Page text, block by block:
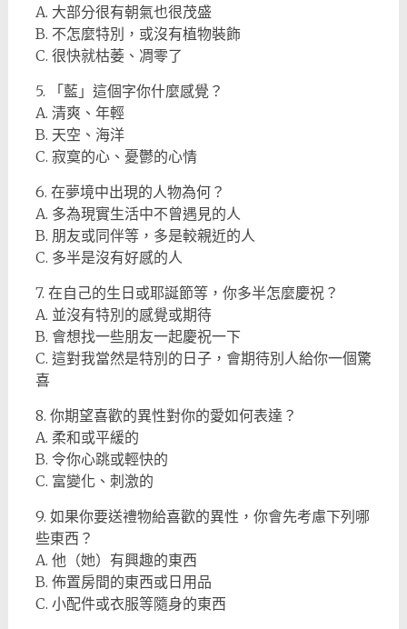
A. 大部分很有朝氣也很茂盛
B. 不怎麼特別，或沒有植物裝飾
C. 很快就枯萎、凋零了
5. 「藍」這個字你什麼感覺？
A. 清爽、年輕
B. 天空、海洋
C. 寂寞的心、憂鬱的心情
6. 在夢境中出現的人物為何？
A. 多為現實生活中不曾遇見的人
B. 朋友或同伴等，多是較親近的人
C. 多半是沒有好感的人
7. 在自己的生日或耶誕節等，你多半怎麼慶祝？
A. 並沒有特別的感覺或期待
B. 會想找一些朋友一起慶祝一下
C. 這對我當然是特別的日子，會期待別人給你一個驚
喜
8. 你期望喜歡的異性對你的愛如何表達？
A. 柔和或平緩的
B. 令你心跳或輕快的
C. 富變化、刺激的
9. 如果你要送禮物給喜歡的異性，你會先考慮下列哪
些東西？
A. 他（她）有興趣的東西
B. 佈置房間的東西或日用品
C. 小配件或衣服等隨身的東西